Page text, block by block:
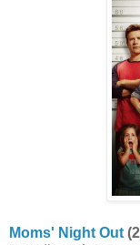
Moms' Night Out